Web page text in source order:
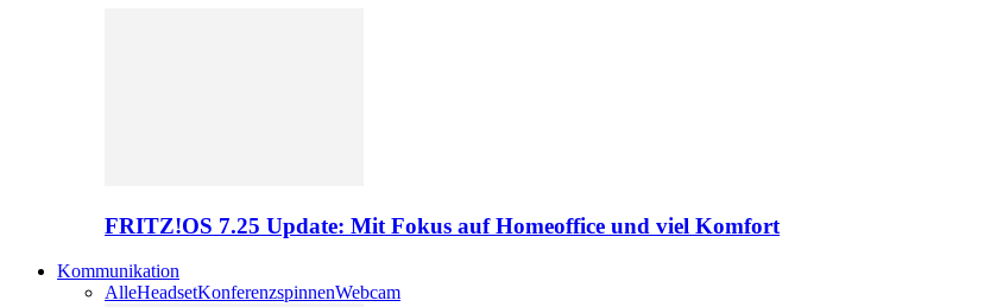
FRITZ!OS 7.25 Update: Mit Fokus auf Homeoffice und viel Komfort
Kommunikation
AlleHeadsetKonferenzspinnenWebcam